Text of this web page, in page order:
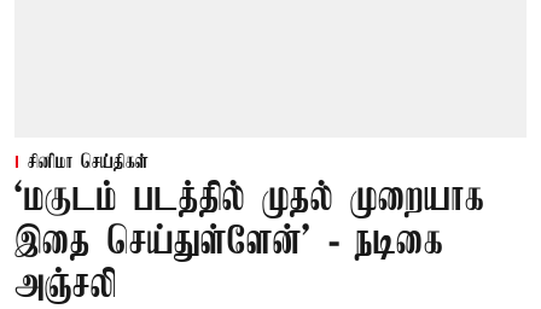
சினிமா செய்திகள்
‘மகுடம் படத்தில் முதல் முறையாக
இதை செய்துள்ளேன்’ - நடிகை
அஞ்சலி